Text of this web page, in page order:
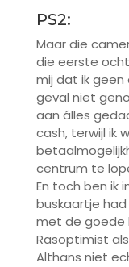
PS2:
Maar die
die eerste
mij dat ik
geval niet
aan álles
cash, terwijl ik
centrum te
En toch ben ik
buskaartje
met de goede
Rasoptimist
Althans niet